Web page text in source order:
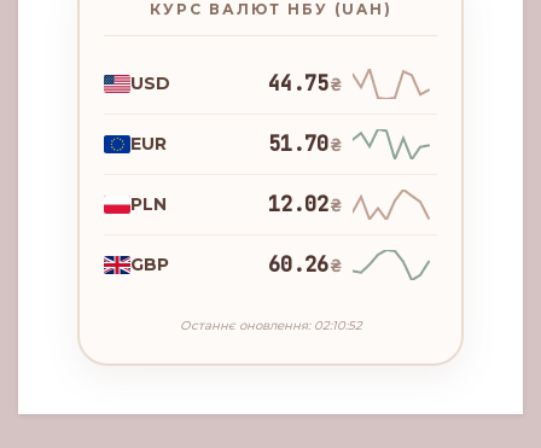
КУРС ВАЛЮТ НБУ (UAH)
USD 44.75₴
EUR 51.70₴
PLN 12.02₴
GBP 60.26₴
Останнє оновлення: 02:10:52